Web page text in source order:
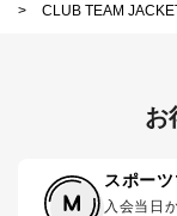
>
CLUB TEAM
お
スポー
入会当日